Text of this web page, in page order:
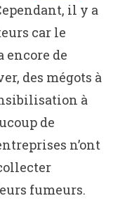
il y a
car le
encore de
des mégots à
à
de
n’ont
fumeurs.